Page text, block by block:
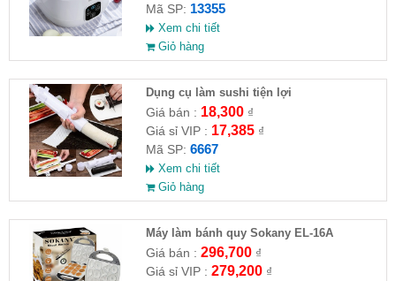
Mã SP: 13355
Xem chi tiết
Giỏ hàng
Dụng cụ làm sushi tiện lợi
Giá bán : 18,300₫
Giá sỉ VIP : 17,385₫
Mã SP: 6667
Xem chi tiết
Giỏ hàng
Máy làm bánh quy Sokany EL-16A
Giá bán : 296,700₫
Giá sỉ VIP : 279,200₫